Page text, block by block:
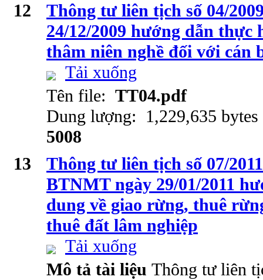
12
Thông tư liên tịch số 04/
24/12/2009 hướng dẫn thực
thâm niên nghề đối với cán
Tải xuống
Tên file: TT04.pdf
Dung lượng: 1,229,635
5008
13
Thông tư liên tịch số 07/
BTNMT ngày 29/01/2011
dung về giao rừng, thuê
thuê đất lâm nghiệp
Tải xuống
Mô tả tài liệu Thông tư liên